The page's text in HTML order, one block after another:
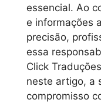
essencial. Ao
e informações
precisão,
essa
Click
neste artigo, a
compromisso